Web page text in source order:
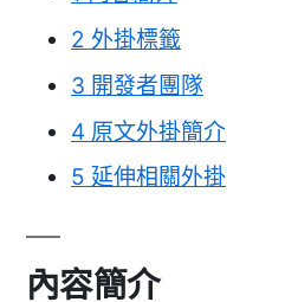
2 外掛標籤
3 開發者團隊
4 原文外掛簡介
5 延伸相關外掛
內容簡介